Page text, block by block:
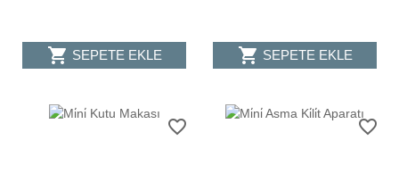
shopping_cart SEPETE EKLE shopping_cart SEPETE EKLE
favorite_border favorite_border